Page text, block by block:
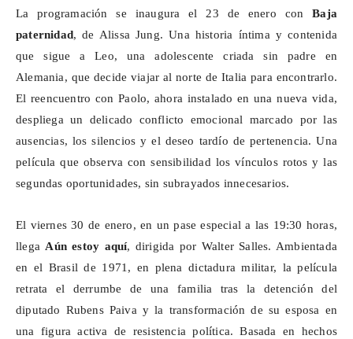
La programación se inaugura el 23 de enero conBaja
paternidad, de Alissa Jung. Una historia íntima y contenida
que sigue a Leo, una adolescente criada sin padre en
Alemania, que decide viajar al norte de Italia para encontrarlo.
El reencuentro con Paolo, ahora instalado en una nueva vida,
despliega un delicado conflicto emocional marcado por las
ausencias, los silencios y el deseo tardío de pertenencia. Una
película que observa con sensibilidad los vínculos rotos y las
segundas oportunidades, sin subrayados innecesarios.
El viernes 30 de enero, en un pase especial a las 19:30 horas,
llega Aún estoy aquí, dirigida por Walter Salles. Ambientada
en el Brasil de 1971, en plena dictadura militar, la película
retrata el derrumbe de una familia tras la detención del
diputado Rubens Paiva y la transformación de su esposa en
una figura activa de resistencia política. Basada en hechos